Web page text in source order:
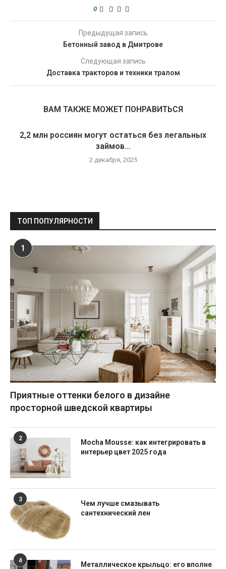
0
Предыдущая запись
Бетонный завод в Дмитрове
Следующая запись
Доставка тракторов и техники тралом
ВАМ ТАКЖЕ МОЖЕТ ПОНРАВИТЬСЯ
2,2 млн россиян могут остаться без легальных
займов...
2 декабря, 2025
ТОП ПОПУЛЯРНОСТИ
1
Приятные оттенки белого в дизайне
просторной шведской квартиры
2
Mocha Mousse: как интегрировать в
интерьер цвет 2025 года
3
Чем лучше смазывать
сантехнический лен
4
Металлическое крыльцо: его вполне